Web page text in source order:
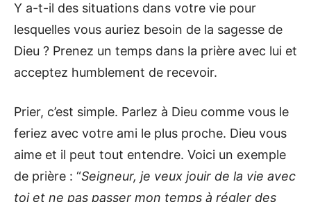
Y a-t-il des situations dans votre vie pour
lesquelles vous auriez besoin de la sagesse de
Dieu ? Prenez un temps dans la prière avec lui et
acceptez humblement de recevoir.
Prier, c’est simple. Parlez à Dieu comme vous le
feriez avec votre ami le plus proche. Dieu vous
aime et il peut tout entendre. Voici un exemple
de prière : “Seigneur, je veux jouir de la vie avec
toi et ne pas passer mon temps à régler des